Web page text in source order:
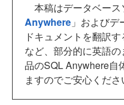
本稿はデータベース
Anywhere 」および
ドキュメントを翻訳
など、部分的に英語
品のSQL Anywhere自
ますのでご安心くださ